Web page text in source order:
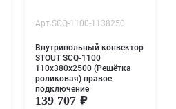
Арт.SCQ-1100-1138250
Внутрипольный конвектор
STOUT SCQ-1100
110х380х2500 (Решётка
роликовая) правое
подключение
139 707